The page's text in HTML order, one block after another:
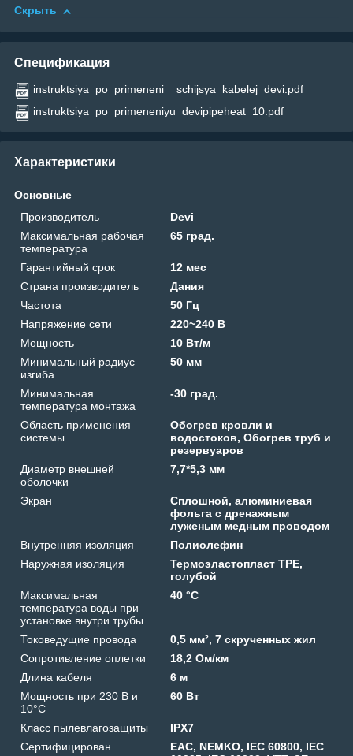
Скрыть
Спецификация
instruktsiya_po_primeneni__schijsya_kabelej_devi.pdf
instruktsiya_po_primeneniyu_devipipeheat_10.pdf
Характеристики
Основные
Производитель
Devi
Максимальная рабочая
температура
65 град.
Гарантийный срок
12 мес
Страна производитель
Дания
Частота
50 Гц
Напряжение сети
220~240 В
Мощность
10 Вт/м
Минимальный радиус
изгиба
50 мм
Минимальная
температура монтажа
-30 град.
Область применения
системы
Обогрев кровли и
водостоков, Обогрев труб и
резервуаров
Диаметр внешней
оболочки
7,7*5,3 мм
Экран
Сплошной, алюминиевая
фольга с дренажным
луженым медным проводом
Внутренняя изоляция
Полиолефин
Наружная изоляция
Термоэластопласт TPE,
голубой
Максимальная
температура воды при
установке внутри трубы
40 °C
Токоведущие провода
0,5 мм², 7 скрученных жил
Сопротивление оплетки
18,2 Ом/км
Длина кабеля
6 м
Мощность при 230 В и
10°C
60 Вт
Класс пылевлагозащиты
IPX7
Сертифицирован
EAC, NEMKO, IEC 60800, IEC